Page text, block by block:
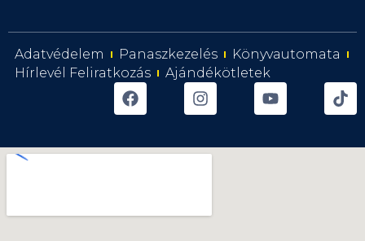
Adatvédelem Panaszkezelés
Könyvautomata
Hírlevél Feliratkozás
Ajándékötletek